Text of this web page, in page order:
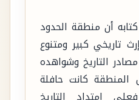
أن منطقة الحدود
تاريخي كبير ومتنوع
التاريخ وشواهده
المنطقة كانت حافلة